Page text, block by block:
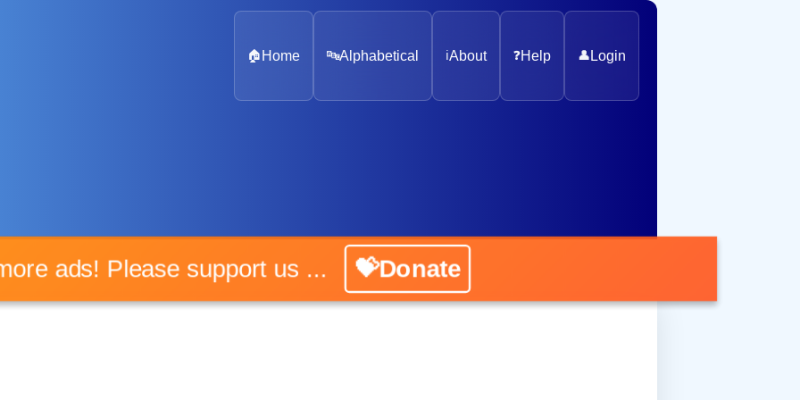
🏠 Home 🔤Alphabetical ℹ️About ❓Help 👤 Login
more ads! Please support us ... 💝Donate